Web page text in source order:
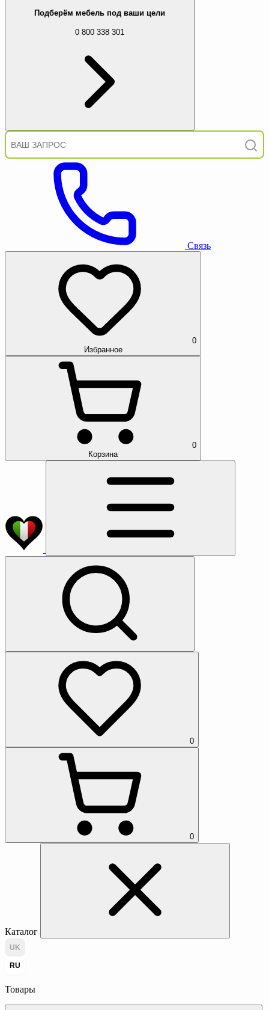
Подберём мебель под ваши цели
0 800 338 301
Связь
0
Избранное
0
Корзина
0
0
Каталог
UK
RU
Товары